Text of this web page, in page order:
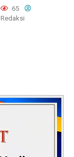
65
Redaksi